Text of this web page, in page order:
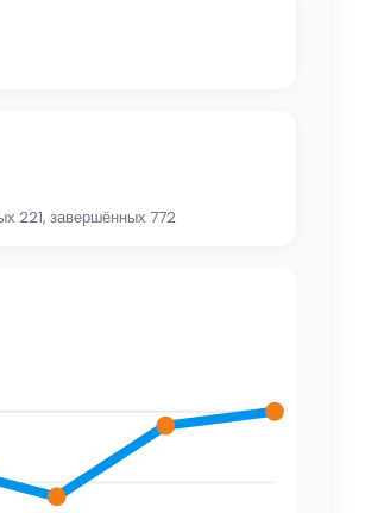
221, завершённых 772